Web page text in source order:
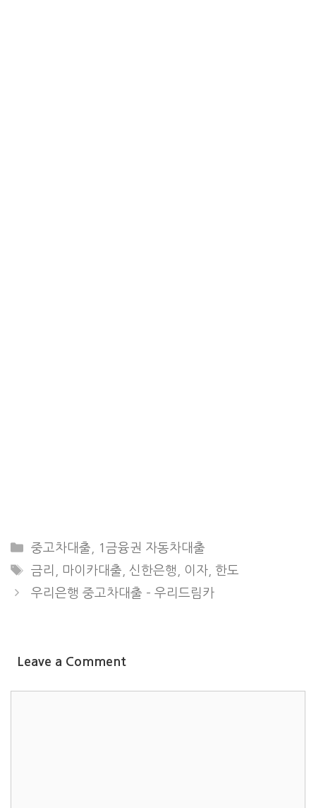
CATEGORIES
중고차대출
1금융권 자동차대출
TAGS
금리 마이카대출 신한은행 이자, 한도
우리은행 중고차대출 – 우리드림카
Leave a Comment